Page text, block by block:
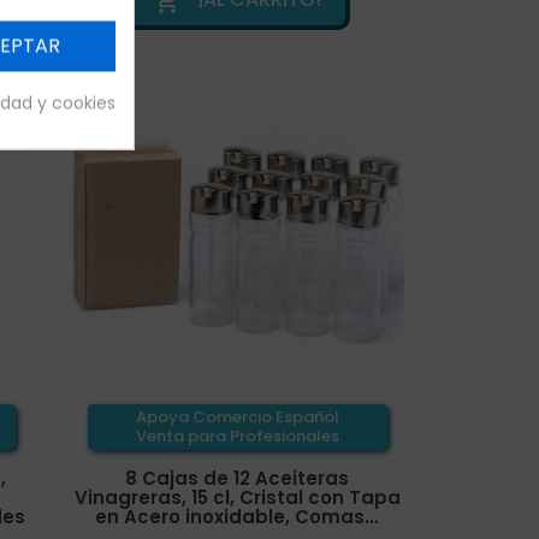
Apoya Comercio Español
Venta para Profesionales
8 Cajas de 12 Aceiteras
Vinagreras, 15 cl, Cristal con Tapa
en Acero inoxidable, Comas...
y cookies